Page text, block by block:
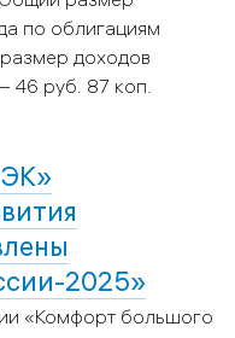
по облигациям
доходов
46 руб. 87 коп.
2025»
«Комфорт большого